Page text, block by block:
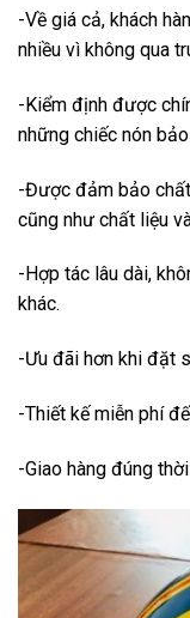
-Về giá cả, khách
nhiều vì không qua
-Kiểm định được
những chiếc nón
-Được đảm bảo
cũng như chất liệu
-Hợp tác lâu dài,
khác.
-Ưu đãi hơn khi đặt
-Thiết kế miễn phí
-Giao hàng đúng